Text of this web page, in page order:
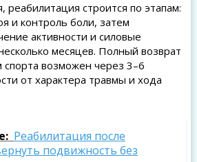
реабилитация строится по этапам:
и контроль боли, затем
активности и силовые
месяцев. Полный возврат
спорта возможен через 3–6
от характера травмы и хода
Реабилитация после
подвижность без